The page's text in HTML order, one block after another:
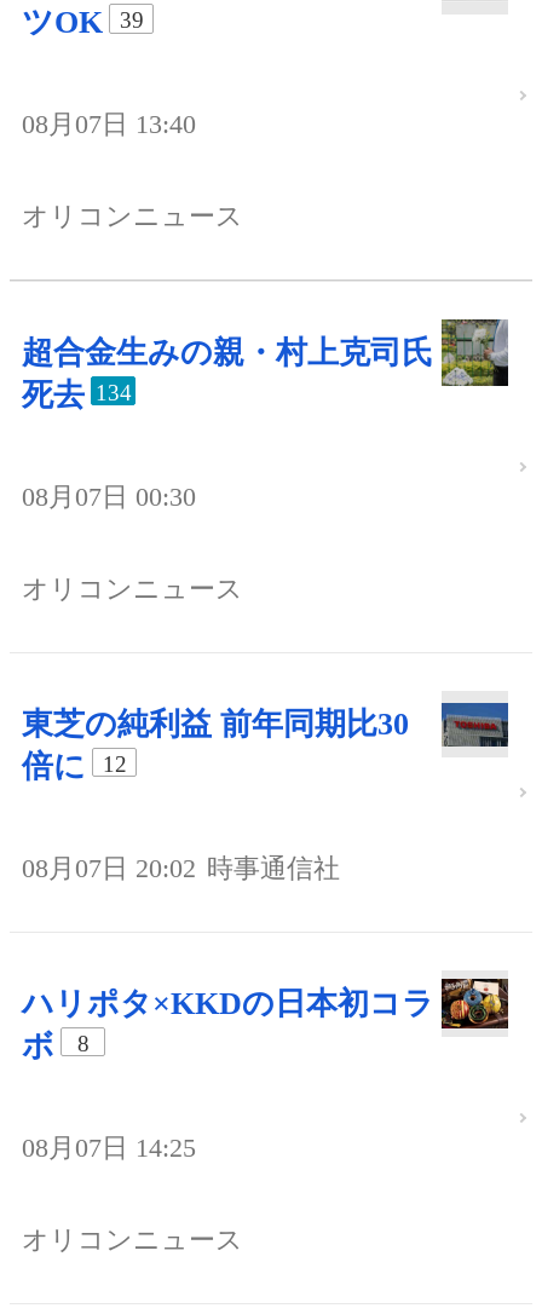
ツOK
39
08月07日 13:40
オリコンニュース
超合金生みの親・村上克司氏
死去 134
08月07日 00:30
オリコンニュース
東芝の純利益 前年同期比30
倍に
12
08月07日 20:02 時事通信社
ハリポタ×KKDの日本初コラ
ボ
8
08月07日 14:25
オリコンニュース